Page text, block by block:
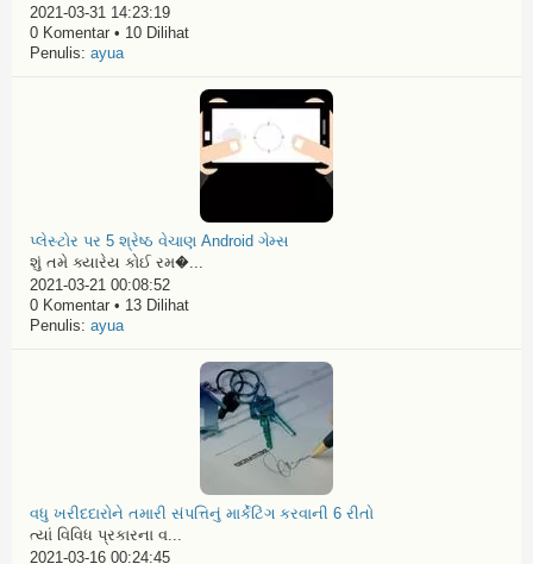
2021-03-31 14:23:19
0 Komentar • 10 Dilihat
Penulis: ayua
પ્લેસ્ટોર પર 5 શ્રેષ્ઠ વેચાણ Android ગેમ્સ
શું તમે ક્યારેય કોઈ રમ�...
2021-03-21 00:08:52
0 Komentar • 13 Dilihat
Penulis: ayua
વધુ ખરીદદારોને તમારી સંપત્તિનું માર્કેટિંગ કરવાની 6 રીતો
ત્યાં વિવિધ પ્રકારના વ...
2021-03-16 00:24:45